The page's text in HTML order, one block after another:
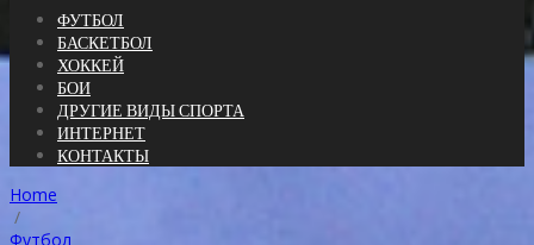
ФУТБОЛ
БАСКЕТБОЛ
ХОККЕЙ
БОИ
ДРУГИЕ ВИДЫ СПОРТА
ИНТЕРНЕТ
КОНТАКТЫ
Home
/
Футбол